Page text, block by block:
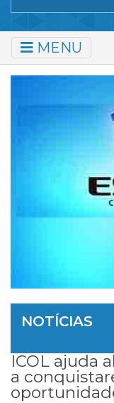
MENU
NOTÍCIAS
ICOL ajuda
a